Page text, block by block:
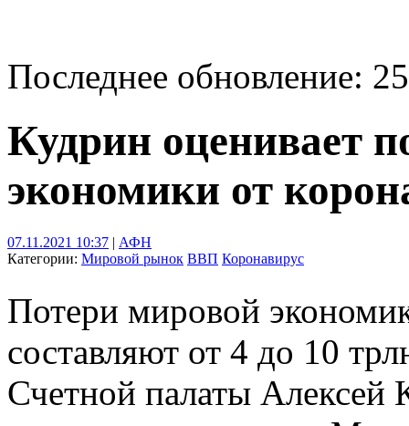
Последнее обновление:
Кудрин оценивает
экономики от
07.11.2021 10:37 | АФН
Категории: Мировой рынок ВВП Коронавирус
Потери мировой
составляют от 4 до 10
Счетной палаты Алексей